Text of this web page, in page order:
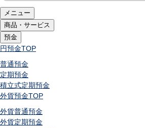
メニュー
商品・サービス
預金
円預金TOP
普通預金
定期預金
積立式定期預金
外貨預金TOP
外貨普通預金
外貨定期預金